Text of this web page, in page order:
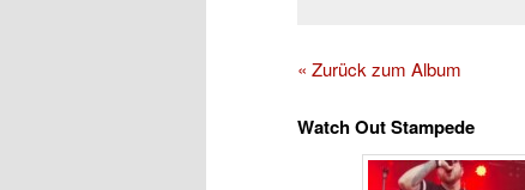
« Zurück zum Album
Watch Out Stampede